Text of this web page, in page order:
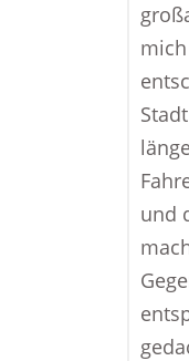
und